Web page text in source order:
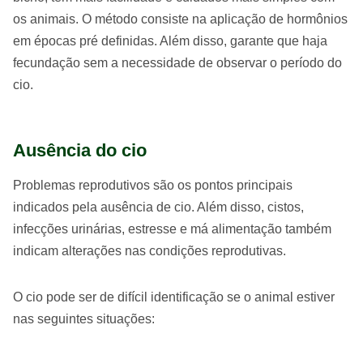
os animais. O método consiste na aplicação de hormônios
em épocas pré definidas. Além disso, garante que haja
fecundação sem a necessidade de observar o período do
cio.
Ausência do cio
Problemas reprodutivos são os pontos principais
indicados pela ausência de cio. Além disso, cistos,
infecções urinárias, estresse e má alimentação também
indicam alterações nas condições reprodutivas.
O cio pode ser de difícil identificação se o animal estiver
nas seguintes situações: